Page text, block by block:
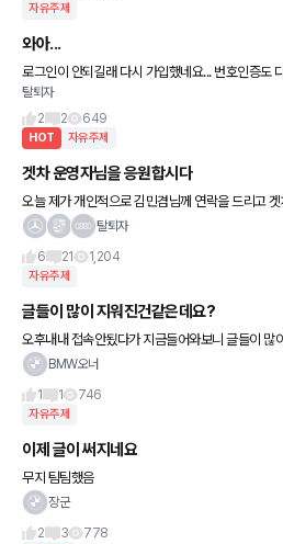
자유주제
와아...
로그인이 안되길래 다시 가입했네요... 번호인증도
탈퇴자
2
2 649
HOT 자유주제
겟차 운영자님을 응원합시다
오늘 제가 개인적으로 김민겸님께 연락을 드리고 겟차운영자님께 연락을 드려서 자초지
종을 설명듣고서 기다리다가... 이렇게 원만하게 복
탈퇴자
6
21 1,204
자유주제
글들이 많이 지워진건같은데요?
오후내내 접속안됬다가 지금들어와보니 글들이 많
BMW오너
1
1 746
자유주제
이제 글이 써지네요
무지 팀팀했음
장군
2
3 778